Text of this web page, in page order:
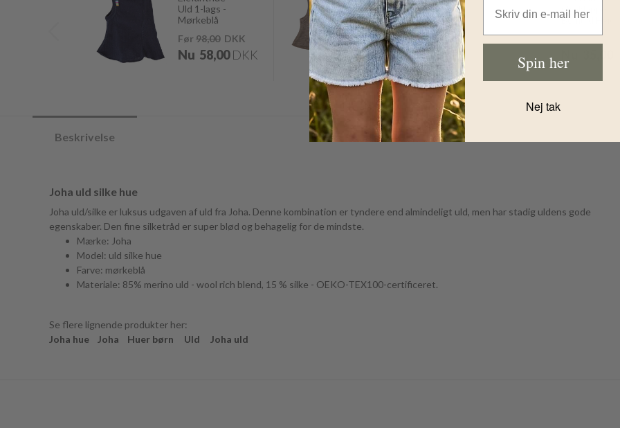
Uld 1-lags -
Mørkeblå
Før 98,00DKK
Nu 58,00 DKK
lags - Beige
Melange
Før189,00DKK
Nu
127,00DKK
Øreklapper
Bomuld Hvid
Før69,00
Beskrivelse
Joha uld silke hue
Joha uld/silke er luksus udgaven af uld fra Joha. Denne kombination er tyndere end almindeligt uld, men har stadig uldens gode
egenskaber. Den fine silketråd er super blød og behagelig for de mindste.
Mærke: Joha
Model: uld silke hue
Farve: mørkeblå
Materiale: 85% merino uld - wool rich blend, 15 % silke - OEKO-TEX100-certificeret.
Se flere lignende produkter her:
Joha hue
Joha Huer børn Uld Joha uld
Spin her
Nej tak